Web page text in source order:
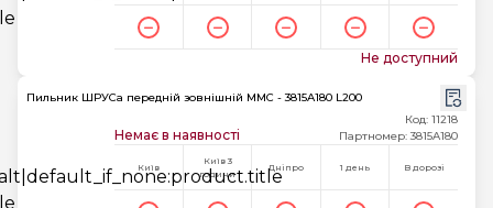
Не доступний
Пильник ШРУСа передній зовнішній MMC - 3815A180 L200
Немає в наявності
Код: 11218
Партномер: 3815A180
Київ
Київ 3
години
Дніпро 1 день В дорозі